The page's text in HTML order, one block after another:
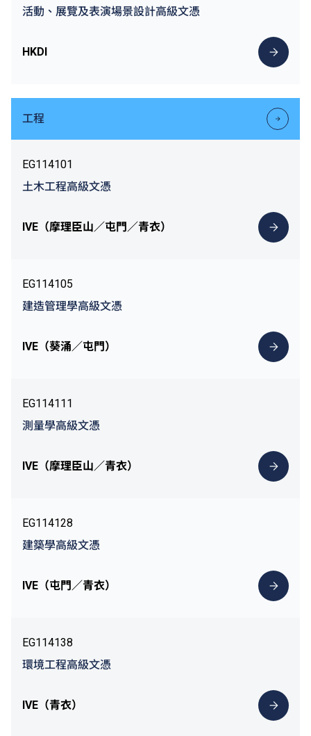
活動、展覽及表演場景設計高級文憑
HKDI
工程
EG114101
土木工程高級文憑
IVE（摩理臣山／屯門／青衣）
EG114105
建造管理學高級文憑
IVE（葵涌／屯門）
EG114111
測量學高級文憑
IVE（摩理臣山／青衣）
EG114128
建築學高級文憑
IVE（屯門／青衣）
EG114138
環境工程高級文憑
IVE（青衣）